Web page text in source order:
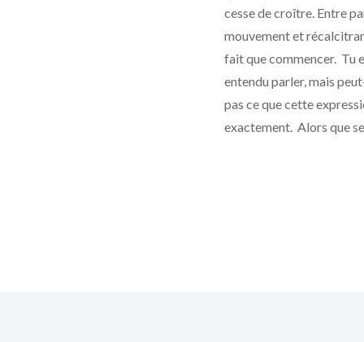
cesse de croître. Entre
mouvement et
fait que commencer. Tu
entendu parler, mais
pas ce que cette
exactement. Alors que